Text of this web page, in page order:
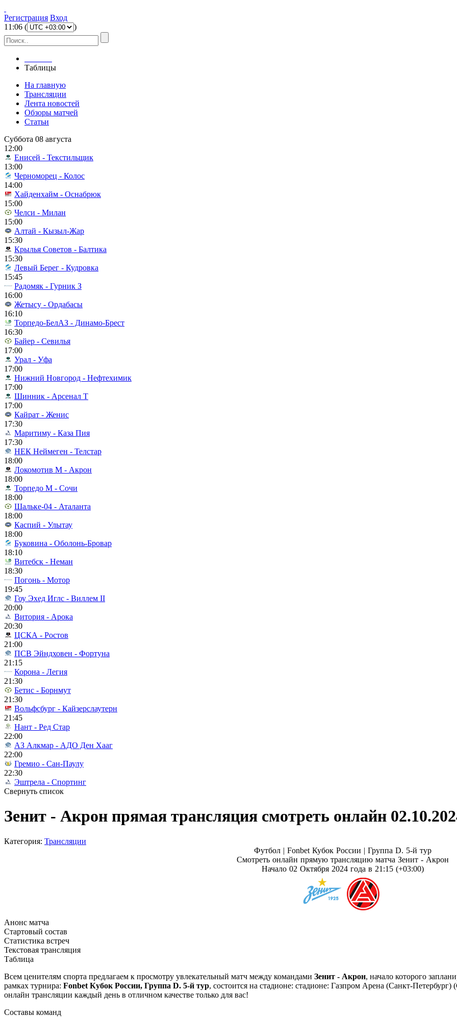
Регистрация Вход
11 :06 ( )
Таблицы
На главную
Трансляции
Лента новостей
Обзоры матчей
Статьи
Суббота 08 августа
12:00
Енисей - Текстильщик
13:00
Черноморец - Колос
14:00
Хайденхайм - Оснабрюк
15:00
Челси - Милан
15:00
Алтай - Кызыл-Жар
15:30
Крылья Советов - Балтика
15:30
Левый Берег - Кудровка
15:45
Радомяк - Гурник З
16:00
Жетысу - Ордабасы
16:10
Торпедо-БелАЗ - Динамо-Брест
16:30
Байер - Севилья
17:00
Урал - Уфа
17:00
Нижний Новгород - Нефтехимик
17:00
Шинник - Арсенал Т
17:00
Кайрат - Женис
17:30
Маритиму - Каза Пия
17:30
НЕК Неймеген - Телстар
18:00
Локомотив М - Акрон
18:00
Торпедо М - Сочи
18:00
Шальке-04 - Аталанта
18:00
Каспий - Улытау
18:00
Буковина - Оболонь-Бровар
18:10
Витебск - Неман
18:30
Погонь - Мотор
19:45
Гоу Эхед Иглс - Виллем II
20:00
Витория - Арока
20:30
ЦСКА - Ростов
21:00
ПСВ Эйндховен - Фортуна
21:15
Корона - Легия
21:30
Бетис - Борнмут
21:30
Вольфсбург - Кайзерслаутерн
21:45
Нант - Ред Стар
22:00
АЗ Алкмар - АДО Ден Хааг
22:00
Гремио - Сан-Паулу
22:30
Эштрела - Спортинг
Свернуть список
Зенит - Акрон прямая трансляция смотреть онлайн
Категория: Трансляции
Футбол | Fonbet Кубок России |Группа D. 5-й тур
Смотреть онлайн прямую трансляцию матча Зенит - Акрон
Начало 02 Октября 2024 года в 21:15 (+03:00)
Анонс матча
Стартовый состав
Статистика встреч
Текстовая трансляция
Таблица
Всем ценителям спорта предлагаем к просмотру увлекательный матч между командами Зенит - Акрон, начало которого
рамках турнира: Fonbet Кубок России, Группа D. 5-й тур, состоится на стадионе: стадионе: Газпром Арена (Санкт-
онлайн трансляции каждый день в отличном качестве только для вас!
Составы команд